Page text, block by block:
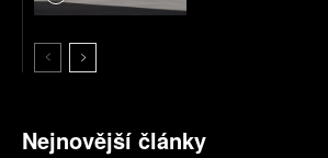
Nejnovější články